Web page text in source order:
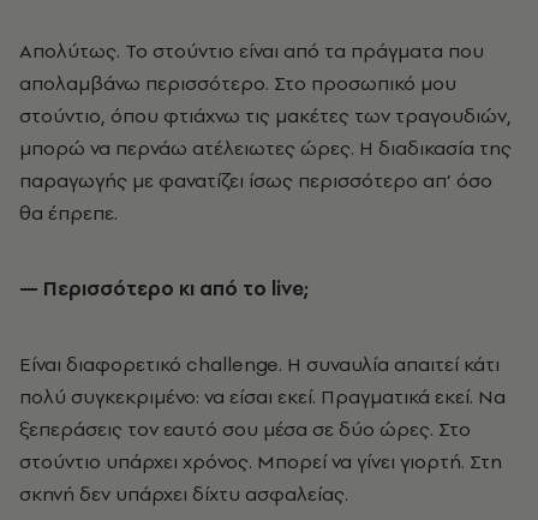
Απολύτως. Το στούντιο είναι από τα πράγματα που
απολαμβάνω περισσότερο. Στο προσωπικό μου
στούντιο, όπου φτιάχνω τις μακέτες των τραγουδιών,
μπορώ να περνάω ατέλειωτες ώρες. Η διαδικασία της
παραγωγής με φανατίζει ίσως περισσότερο απ’ όσο
θα έπρεπε.
— Περισσότερο κι από το live;
Είναι διαφορετικό challenge. Η συναυλία απαιτεί κάτι
πολύ συγκεκριμένο: να είσαι εκεί. Πραγματικά εκεί. Να
ξεπεράσεις τον εαυτό σου μέσα σε δύο ώρες. Στο
στούντιο υπάρχει χρόνος. Μπορεί να γίνει γιορτή. Στη
σκηνή δεν υπάρχει δίχτυ ασφαλείας.